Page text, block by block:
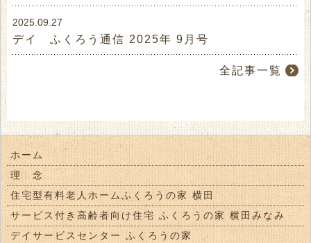
2025.09.27
デイ ふくろう通信 2025年 9月号
全記事一覧
ホーム
理 念
住宅型有料老人ホームふくろうの家 横田
サービス付き高齢者向け住宅 ふくろうの家 横田みなみ
デイサービスセンター ふくろうの家